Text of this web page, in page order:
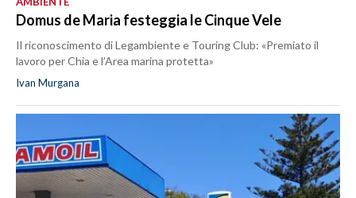
Domus de Maria festeggia le Cinque Vele
Il riconoscimento di Legambiente e Touring Club: «Premiato il
lavoro per Chia e l’Area marina protetta»
Ivan Murgana